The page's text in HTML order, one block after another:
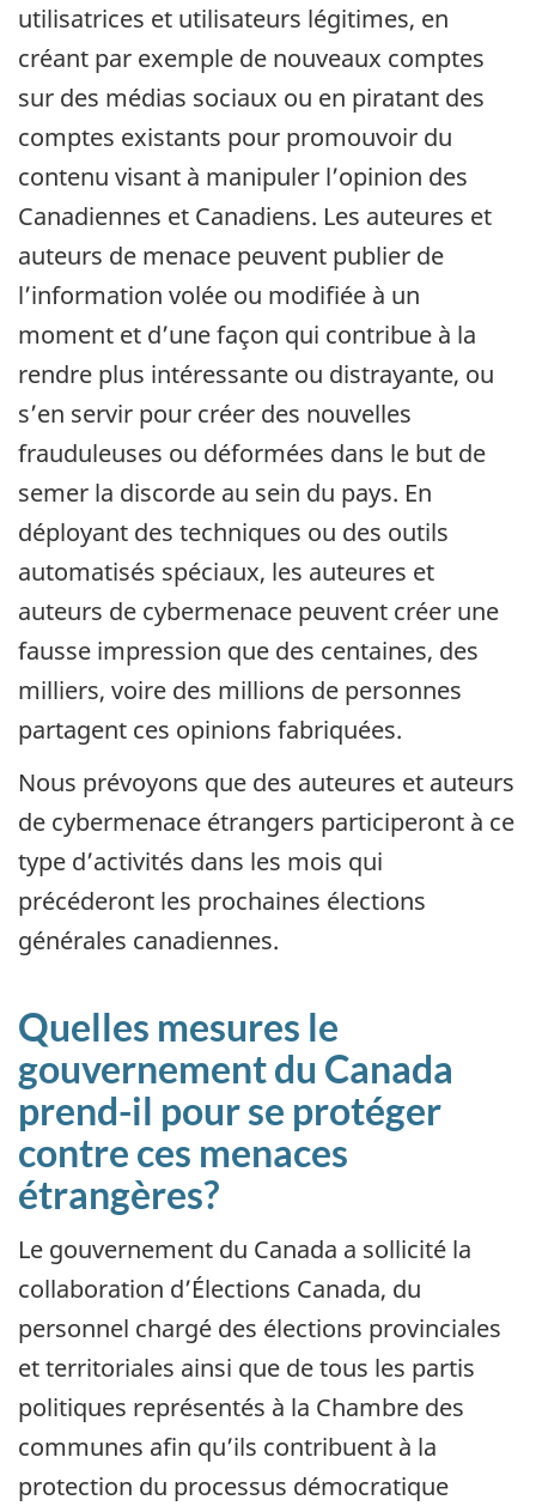
utilisatrices et utilisateurs légitimes, en
créant par exemple de nouveaux comptes
sur des médias sociaux ou en piratant des
comptes existants pour promouvoir du
contenu visant à manipuler l’opinion des
Canadiennes et Canadiens. Les auteures et
auteurs de menace peuvent publier de
l’information volée ou modifiée à un
moment et d’une façon qui contribue à la
rendre plus intéressante ou distrayante, ou
s’en servir pour créer des nouvelles
frauduleuses ou déformées dans le but de
semer la discorde au sein du pays. En
déployant des techniques ou des outils
automatisés spéciaux, les auteures et
auteurs de cybermenace peuvent créer une
fausse impression que des centaines, des
milliers, voire des millions de personnes
partagent ces opinions fabriquées.
Nous prévoyons que des auteures et auteurs
de cybermenace étrangers participeront à ce
type d’activités dans les mois qui
précéderont les prochaines élections
générales canadiennes.
Quelles mesures le
gouvernement du Canada
prend-il pour se protéger
contre ces menaces
étrangères?
Le gouvernement du Canada a sollicité la
collaboration d’Élections Canada, du
personnel chargé des élections provinciales
et territoriales ainsi que de tous les partis
politiques représentés à la Chambre des
communes afin qu’ils contribuent à la
protection du processus démocratique